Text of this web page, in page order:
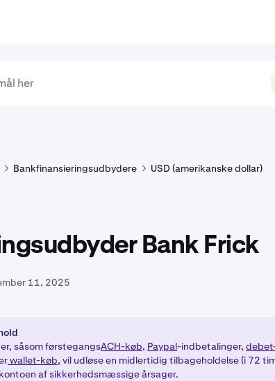
Bankfinansieringsudbydere USD (amerikanske dollar)
Bank Frick
11, 2025
såsom førstegangsACH-køb, Paypal-indbetalinger,
wallet-køb, vil udløse en midlertidig tilbageholdelse (i 72
af sikkerhedsmæssige årsager.